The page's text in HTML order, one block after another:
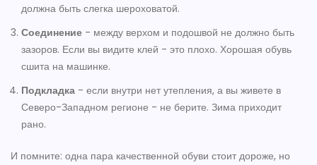
должна быть слегка шероховатой.
Соединение - между верхом и подошвой не должно быть
зазоров. Если вы видите клей - это плохо. Хорошая обувь
сшита на машинке.
Подкладка - если внутри нет утепления, а вы живете в
Северо-Западном регионе - не берите. Зима приходит
рано.
И помните: одна пара качественной обуви стоит дороже, но